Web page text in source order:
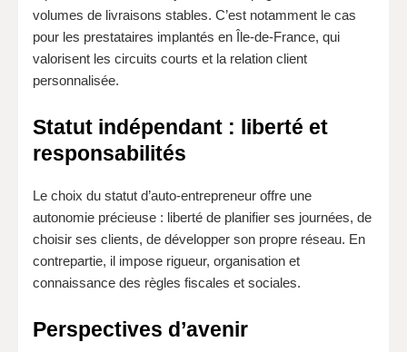
volumes de livraisons stables. C’est notamment le cas
pour les prestataires implantés en Île-de-France, qui
valorisent les circuits courts et la relation client
personnalisée.
Statut indépendant : liberté et
responsabilités
Le choix du statut d’auto-entrepreneur offre une
autonomie précieuse : liberté de planifier ses journées, de
choisir ses clients, de développer son propre réseau. En
contrepartie, il impose rigueur, organisation et
connaissance des règles fiscales et sociales.
Perspectives d’avenir